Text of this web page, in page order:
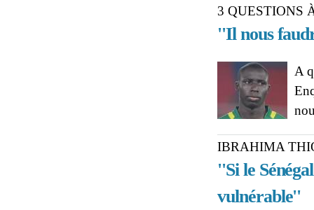
3 QUESTIONS
''Il nous
A
IBRAHIMA
''Si le
vulnérable''